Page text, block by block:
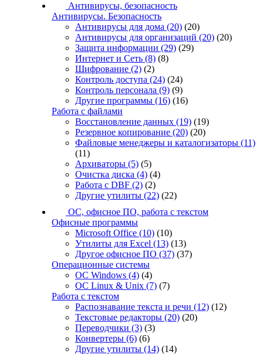
Антивирусы, безопасность
Антивирусы. Безопасность
Антивирусы для дома (20) (20)
Антивирусы для организаций (20) (20)
Защита информации (29) (29)
Интернет и Сеть (8) (8)
Шифрование (2) (2)
Контроль доступа (24) (24)
Контроль персонала (9) (9)
Другие программы (16) (16)
Работа с файлами
Восстановление данных (19) (19)
Резервное копирование (20) (20)
Файловые менеджеры и каталогизаторы (11)
(11)
Архиваторы (5) (5)
Очистка диска (4) (4)
Работа с DBF (2) (2)
Другие утилиты (22) (22)
ОС, офисное ПО, работа с текстом
Офисные программы
Microsoft Office (10) (10)
Утилиты для Excel (13) (13)
Другое офисное ПО (37) (37)
Операционные системы
ОС Windows (4) (4)
ОС Linux & Unix (7) (7)
Работа с текстом
Распознавание текста и речи (12) (12)
Текстовые редакторы (20) (20)
Переводчики (3) (3)
Конвертеры (6) (6)
Другие утилиты (14) (14)